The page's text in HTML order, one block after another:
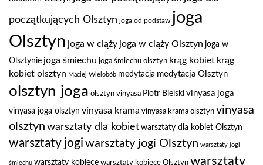
początkujących Olsztyn joga od podstaw joga
Olsztyn joga w ciąży joga w ciąży Olsztyn joga w
Olsztynie joga śmiechu joga śmiechu olsztyn krąg kobiet krąg
kobiet olsztyn Maciej Wielobób medytacja medytacja Olsztyn
olsztyn joga olsztyn vinyasa Piotr Bielski vinyasa joga
vinyasa joga olsztyn vinyasa krama vinyasa krama olsztyn vinyasa
olsztyn warsztaty dla kobiet warsztaty dla kobiet Olsztyn
warsztaty jogi warsztaty jogi Olsztyn warsztaty jogi
śmiechu warsztaty kobiece warsztaty kobiece Olsztyn warsztaty